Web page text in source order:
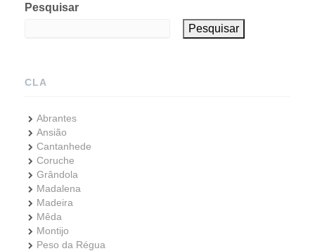
Pesquisar
Pesquisar
CLA
Abrantes
Ansião
Cantanhede
Coruche
Grândola
Madalena
Madeira
Mêda
Montijo
Peso da Régua